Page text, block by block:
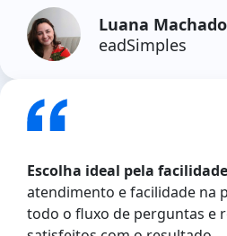
Luana Machado
eadSimples
Escolha ideal pela
atendimento e facilidade na
todo o fluxo de perguntas e